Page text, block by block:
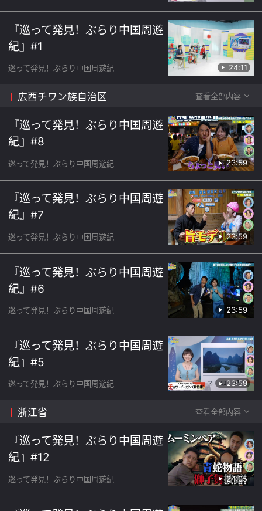
『巡って発見！ぶらり中国周遊
紀』#1
巡って発見！ぶらり中国周遊紀 24:11
広西チワン族自治区 查看全部内容
『巡って発見！ぶらり中国周遊
紀』#8
巡って発見！ぶらり中国周遊紀 23:59
『巡って発見！ぶらり中国周遊
紀』#7
巡って発見！ぶらり中国周遊紀 23:59
『巡って発見！ぶらり中国周遊
紀』#6
巡って発見！ぶらり中国周遊紀 23:59
『巡って発見！ぶらり中国周遊
紀』#5
巡って発見！ぶらり中国周遊紀 23:59
浙江省 查看全部内容
『巡って発見！ぶらり中国周遊
紀』#12
巡って発見！ぶらり中国周遊紀 24:05